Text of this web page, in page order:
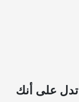
يكشف عن 3 أشياء تدل على أنك